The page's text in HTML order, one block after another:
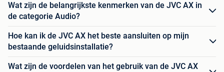
Wat zijn de belangrijkste kenmerken van de JVC AX in
de categorie Audio?
Hoe kan ik de JVC AX het beste aansluiten op mijn
bestaande geluidsinstallatie?
Wat zijn de voordelen van het gebruik van de JVC AX